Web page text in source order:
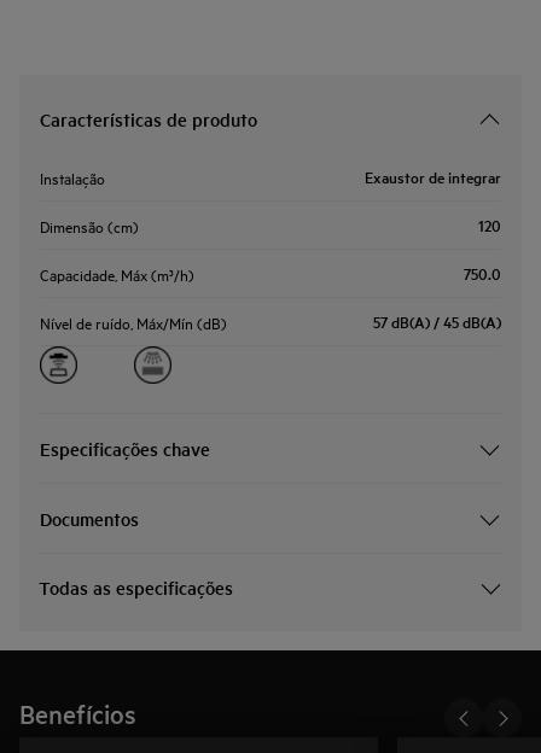
Características de produto
Instalação Exaustor de integrar
Dimensão (cm) 120
Capacidade, Máx (m³/h) 750.0
Nível de ruído, Máx/Mín (dB) 57 dB(A) / 45 dB(A)
Especificações chave
Documentos
Todas as especificações
Benefícios